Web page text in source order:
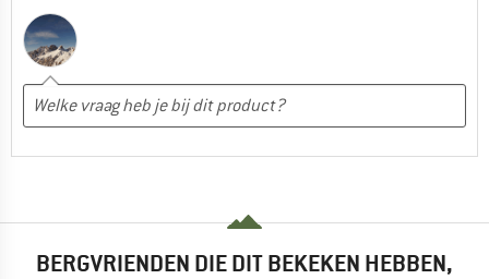
BERGVRIENDEN DIE DIT BEKEKEN HEBBEN,